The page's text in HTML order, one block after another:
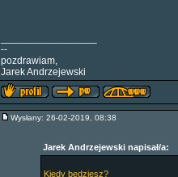
--
pozdrawiam,
Jarek Andrzejewski
Wysłany: 26-02-2019, 08:38
Jarek Andrzejewski napisał/a:
Kiedy będziesz?